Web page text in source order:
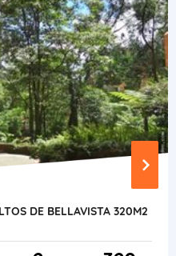
DE BELLAVISTA 320M2